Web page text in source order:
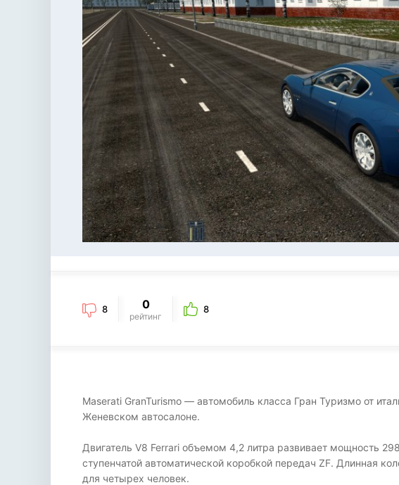
8 0
рейтинг
8
Maserati GranTurismo — автомобиль класса Гран Туризмо от
Женевском автосалоне.
Двигатель V8 Ferrari объемом 4,2 литра развивает мощность
ступенчатой автоматической коробкой передач ZF. Длинная
для четырех человек.